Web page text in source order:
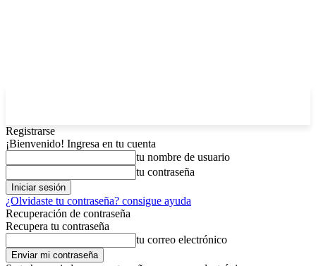
Registrarse
¡Bienvenido! Ingresa en tu cuenta
tu nombre de usuario
tu contraseña
¿Olvidaste tu contraseña? consigue ayuda
Recuperación de contraseña
Recupera tu contraseña
tu correo electrónico